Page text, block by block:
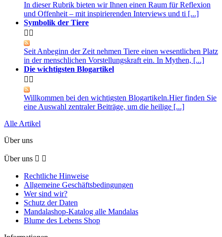
In dieser Rubrik bieten wir Ihnen einen Raum für Reflexion
und Offenheit – mit inspirierenden Interviews und ti [...]
Symbolik der Tiere
 
Seit Anbeginn der Zeit nehmen Tiere einen wesentlichen Platz
in der menschlichen Vorstellungskraft ein. In Mythen, [...]
Die wichtigsten Blogartikel
 
Willkommen bei den wichtigsten Blogartikeln.Hier finden Sie
eine Auswahl zentraler Beiträge, um die heilige [...]
Alle Artikel
Über uns
Über uns  
Rechtliche Hinweise
Allgemeine Geschäftsbedingungen
Wer sind wir?
Schutz der Daten
Mandalashop-Katalog alle Mandalas
Blume des Lebens Shop